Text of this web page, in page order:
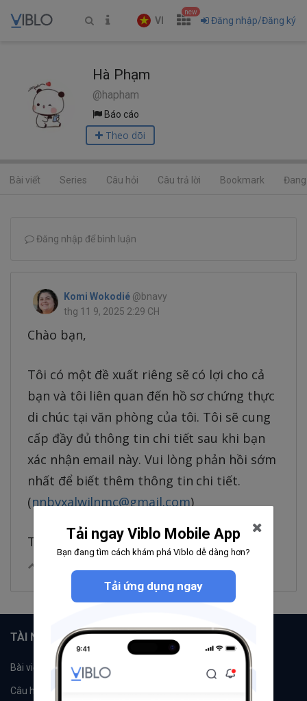
VI
new
Đăng nhập/Đăng ký
Hà Phạm
@hapham
Báo cáo
Theo dõi
Bài viết Series Câu hỏi Câu trả lời Bookmark
Đăng nhập để bình luận
Komi Wokodié @bnavy
thg 11 9, 2025 2:29 CH
Chào bạn,
Tôi có một đề xuất riêng sẽ có lợi cho cả
bạn và tôi liên quan đến hồ sơ chứng thực
di chúc tại văn phòng của tôi. Tôi sẽ cung
cấp đầy đủ thông tin chi tiết sau khi bạn
xác nhận email này. Vui lòng phản hồi sớm
nhất để biết thêm thông tin chi tiết.
(nnbvxalwilnmc@gmail.com)
Trân trọng, Bà Mario Souza
TÀI NGUYÊN
Bài viết
Câu hỏi
Tải ngay Viblo Mobile App
Bạn đang tìm cách khám phá Viblo dễ dàng hơn?
Tải ứng dụng ngay